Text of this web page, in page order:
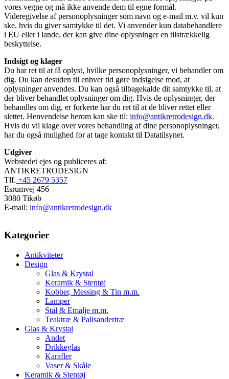
vores vegne og må ikke anvende dem til egne formål.
Videregivelse af personoplysninger som navn og e-mail m.v. vil kun
ske, hvis du giver samtykke til det. Vi anvender kun databehandlere
i EU eller i lande, der kan give dine oplysninger en tilstrækkelig
beskyttelse.
Indsigt og klager
Du har ret til at få oplyst, hvilke personoplysninger, vi behandler om
dig. Du kan desuden til enhver tid gøre indsigelse mod, at
oplysninger anvendes. Du kan også tilbagekalde dit samtykke til, at
der bliver behandlet oplysninger om dig. Hvis de oplysninger, der
behandles om dig, er forkerte har du ret til at de bliver rettet eller
slettet. Henvendelse herom kan ske til: info@antikretrodesign.dk.
Hvis du vil klage over vores behandling af dine personoplysninger,
har du også mulighed for at tage kontakt til Datatilsynet.
Udgiver
Webstedet ejes og publiceres af:
ANTIKRETRODESIGN
Tlf. +45 2679 5357
Esrumvej 456
3080 Tikøb
E-mail: info@antikretrodesign.dk
Kategorier
Antikviteter
Design
Glas & Krystal
Keramik & Stentøj
Kobber, Messing & Tin m.m.
Lamper
Stål & Emalje m.m.
Teaktræ & Palisandertræ
Glas & Krystal
Andet
Drikkeglas
Karafler
Vaser & Skåle
Keramik & Stentøj